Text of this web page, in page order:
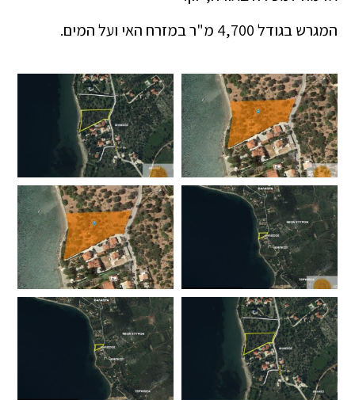
המגרש בגודל 4,700 מ"ר במזרח האי ועל המים.